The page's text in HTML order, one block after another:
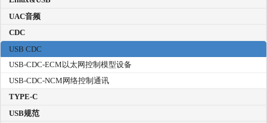
UAC音频
CDC
USB CDC
USB-CDC-ECM以太网控制模型设备
USB-CDC-NCM网络控制通讯
TYPE-C
USB规范